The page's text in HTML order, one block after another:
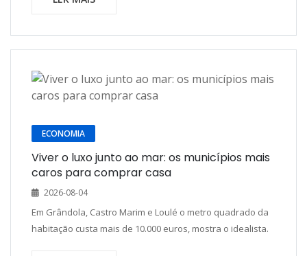
ECONOMIA
Viver o luxo junto ao mar: os municípios mais
caros para comprar casa
2026-08-04
Em Grândola, Castro Marim e Loulé o metro quadrado da
habitação custa mais de 10.000 euros, mostra o idealista.